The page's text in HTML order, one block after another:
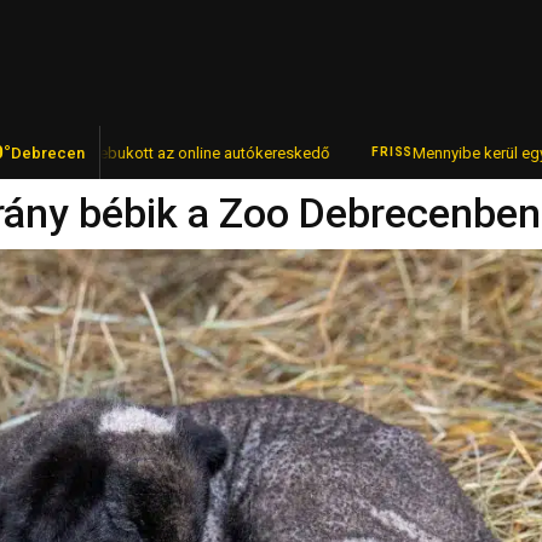
Debrecen
lebukott az online autókereskedő FRISS Mennyibe kerül egy pohár
bébik a Zoo